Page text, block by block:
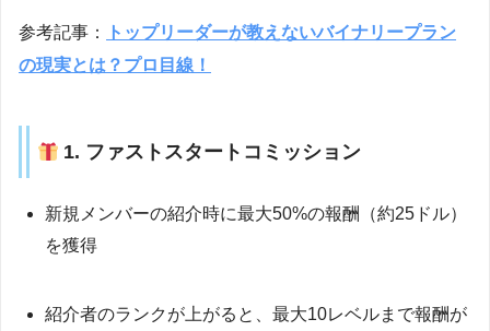
参考記事：
トップリーダーが教えないバイナリープラン
の現実とは？プロ目線！
1. ファストスタートコミッション
新規メンバーの紹介時に最大50%の報酬（約25ドル）
を獲得
紹介者のランクが上がると、最大10レベルまで報酬が